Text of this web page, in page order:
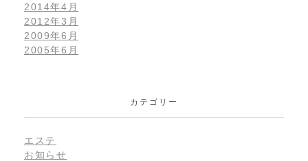
2014年4月
2012年3月
2009年6月
2005年6月
カテゴリー
エステ
お知らせ